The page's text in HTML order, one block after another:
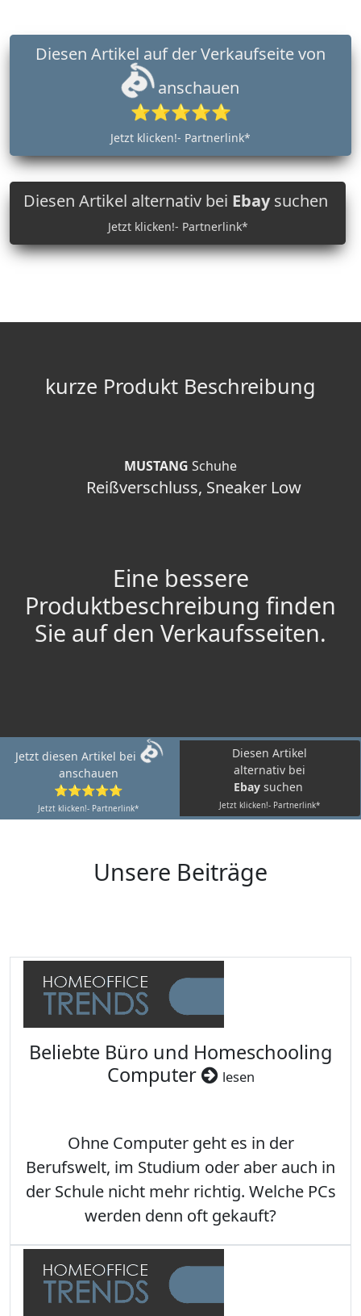
anschauen
⭐⭐⭐⭐⭐
Jetzt klicken!- Partnerlink*
Diesen Artikel alternativ bei Ebaysuchen
Jetzt klicken!- Partnerlink*
kurze Produkt Beschreibung
MUSTANG Schuhe
Reißverschluss, Sneaker Low
Eine bessere
Produktbeschreibung finden
Sie auf den Verkaufsseiten.
Jetzt diesen Artikel bei
anschauen
⭐⭐⭐⭐⭐
Jetzt klicken!- Partnerlink*
Diesen Artikel
alternativ bei
Ebay suchen
Jetzt klicken!- Partnerlink*
Unsere Beiträge
Beliebte Büro und Homeschooling
Computer
lesen
Ohne Computer geht es in der
Berufswelt, im Studium oder aber auch in
der Schule nicht mehr richtig. Welche PCs
werden denn oft gekauft?